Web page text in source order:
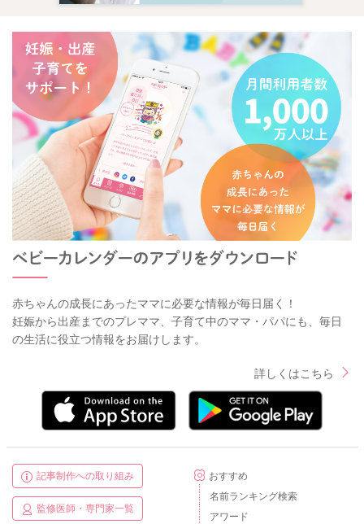
赤ちゃんの成長にあったママに必要な情報が毎日届く！
妊娠から出産までのプレママ、子育て中のママ・パパにも、毎日
の生活に役立つ情報をお届けします。
詳しくはこちら
記事制作への取り組み
監修医師・専門家一覧
おすすめ
名前ランキング検索
アワード